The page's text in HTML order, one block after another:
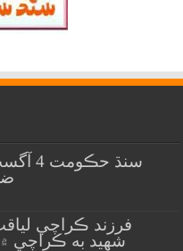
سنڌ
شهيد به ڪراچي ۾